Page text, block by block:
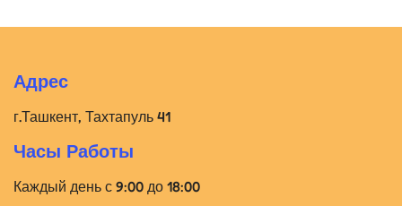
Адрес
г.Ташкент, Тахтапуль 41
Часы Работы
Каждый день с 9:00 до 18:00